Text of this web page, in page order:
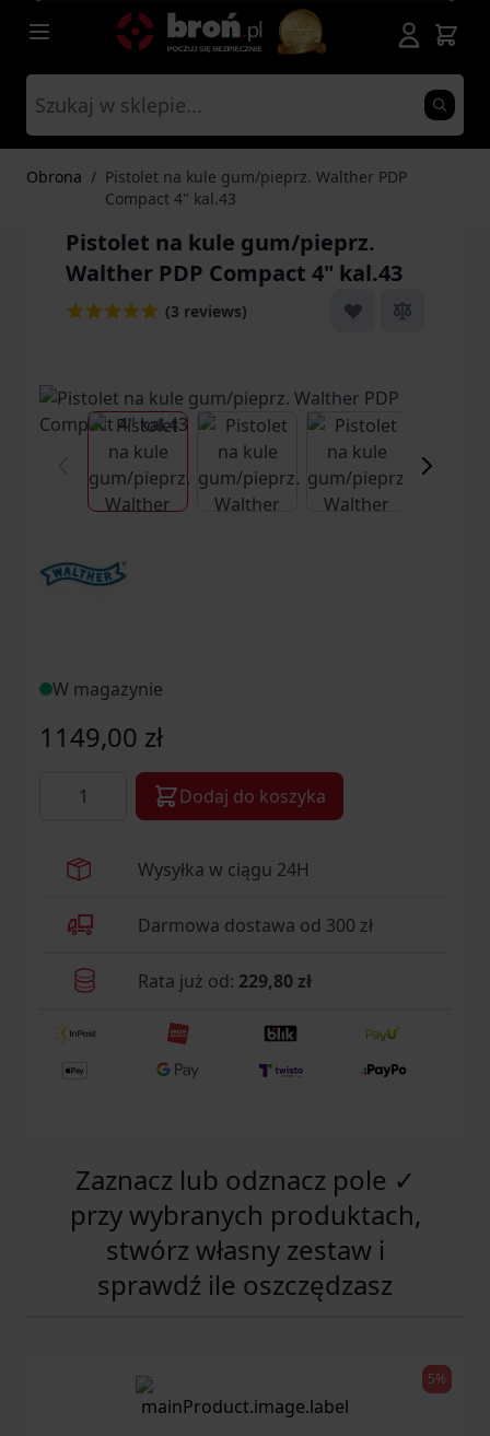
Przejdź do treści
Obrona / Pistolet na kule gum/pieprz. Walther PDP
Compact 4" kal.43
Pistolet na kule gum/pieprz.
Walther PDP Compact 4" kal.43
(3 reviews)
View larger imageView larger imageView larger
W magazynie
1149,00 zł
Dodaj do koszyka
Wysyłka w ciągu 24H
Darmowa dostawa od 300 zł
Rata już od: 229,80 zł
Zaznacz lub odznacz pole ✓
przy wybranych produktach,
stwórz własny zestaw i
sprawdź ile oszczędzasz
5%